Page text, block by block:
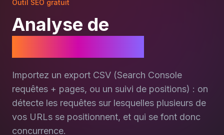
Outil SEO gratuit
Analyse de
Importez un export CSV (Search Console
requêtes + pages, ou un suivi de positions) : on
détecte les requêtes sur lesquelles plusieurs de
vos URLs se positionnent, et qui se font donc
concurrence.